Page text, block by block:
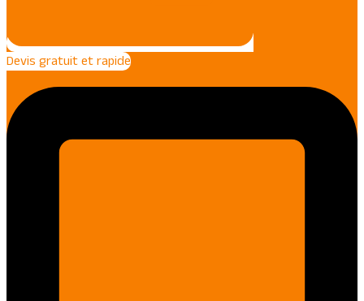
Devis gratuit et rapide